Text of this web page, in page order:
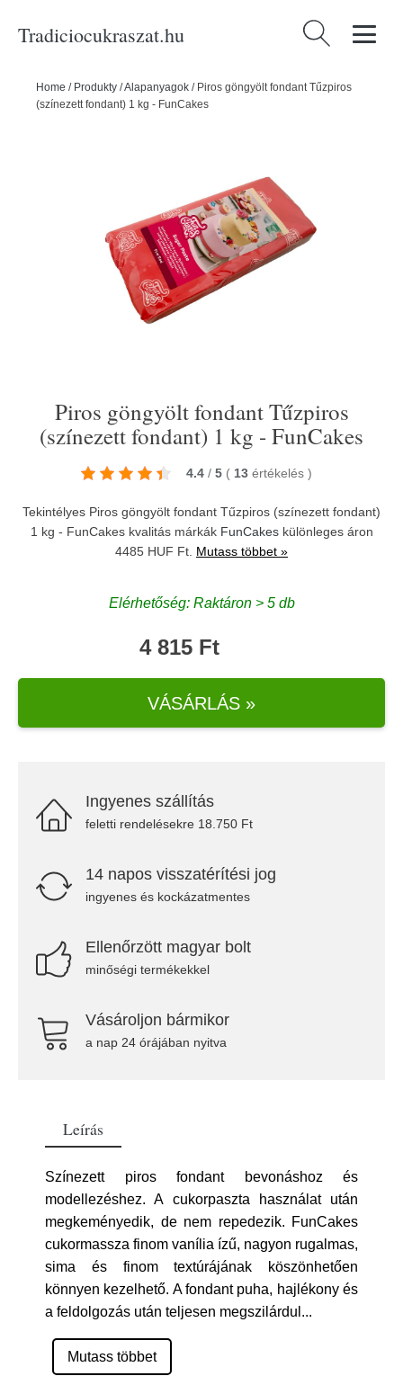
Tradiciocukraszat.hu Keresés:
Home / Produkty /Alapanyagok / Piros göngyölt fondant Tűzpiros
(színezett fondant) 1 kg - FunCakes
Piros göngyölt fondant Tűzpiros
(színezett fondant) 1 kg - FunCakes
4.4 / 5 ( 13 értékelés )
Tekintélyes Piros göngyölt fondant Tűzpiros (színezett fondant)
1 kg - FunCakes kvalitás márkák FunCakeskülönleges áron
4485 HUF Ft. Mutass többet »
Elérhetőség: Raktáron > 5 db
4 815 Ft
VÁSÁRLÁS »
Ingyenes szállítás
feletti rendelésekre 18.750 Ft
14 napos visszatérítési jog
ingyenes és kockázatmentes
Ellenőrzött magyar bolt
minőségi termékekkel
Vásároljon bármikor
a nap 24 órájában nyitva
Leírás
Színezett piros fondant bevonáshoz és
modellezéshez. A cukorpaszta használat után
megkeményedik, de nem repedezik. FunCakes
cukormassza finom vanília ízű, nagyon rugalmas,
sima és finom textúrájának köszönhetően
könnyen kezelhető. A fondant puha, hajlékony és
a feldolgozás után teljesen megszilárdul ...
Mutass többet